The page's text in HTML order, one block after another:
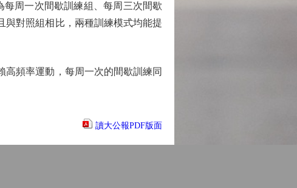
周一次間歇訓練組、每周三次間歇
與對照組相比，兩種訓練模式均能提
頻率運動，每周一次的間歇訓練同
讀大公報PDF版面